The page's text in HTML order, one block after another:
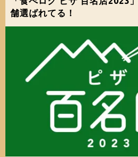
舗選ばれてる！